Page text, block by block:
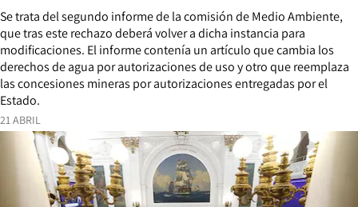
21 ABRIL
Se trata del segundo informe de la comisión de Medio Ambiente,
que tras este rechazo deberá volver a dicha instancia para
modificaciones. El informe contenía un artículo que cambia los
derechos de agua por autorizaciones de uso y otro que reemplaza
las concesiones mineras por autorizaciones entregadas por el
Estado.